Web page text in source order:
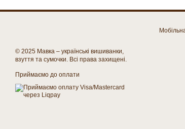
© 2025 Мавка – українські вишиванки,
взуття та сумочки. Всі права захищені.
Приймаємо до оплати